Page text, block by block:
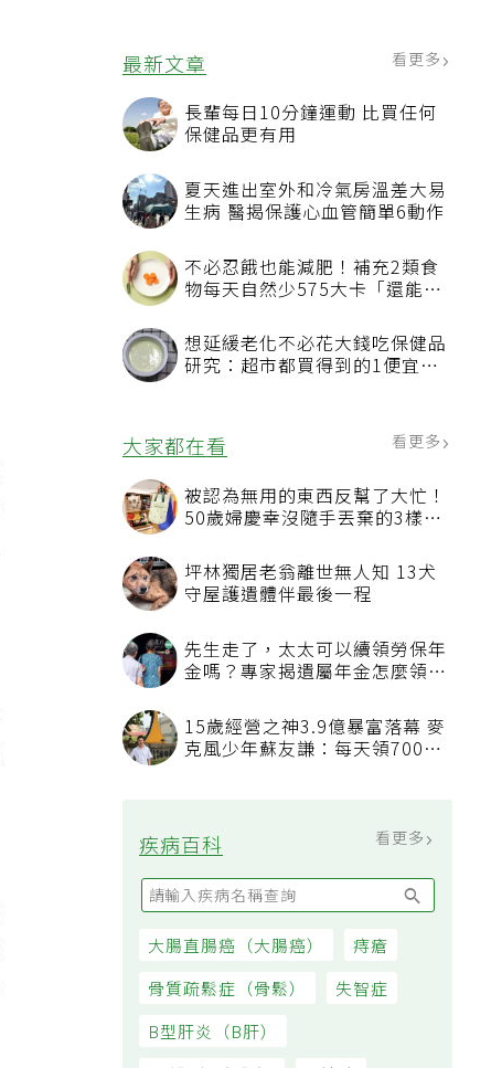
最新文章 看更多
長輩每日10分鐘運動 比買任何
保健品更有用
夏天進出室外和冷氣房溫差大易
生病 醫揭保護心血管簡單6動作
不必忍餓也能減肥！補充2類食
物每天自然少575大卡「還能吃
想延緩老化不必花大錢吃保健品
研究：超市都買得到的1便宜食
大家都在看
被認為無用的東西反幫了大忙！
50歲婦慶幸沒隨手丟棄的3樣物
品
坪林獨居老翁離世無人知 13犬
先生走了，太太可以續領勞保年
看順位還要看資格
15歲經營之神3.9億暴富落幕 麥
疾病百科